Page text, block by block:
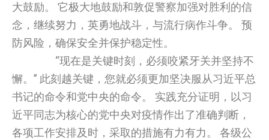
大鼓励。 它极大地鼓励和敦促警察加强对胜利的信
念，继续努力，英勇地战斗，与流行病作斗争。 预
防风险，确保安全并保护稳定性。
“现在是关键时刻，必须咬紧牙关并坚持不
懈。” 此刻越关键，您就必须更加坚决服从习近平总
书记的命令和党中央的命令。 实践充分证明，以习
近平同志为核心的党中央对疫情作出了准确判断，
各项工作安排及时，采取的措施有力有力。 各级公